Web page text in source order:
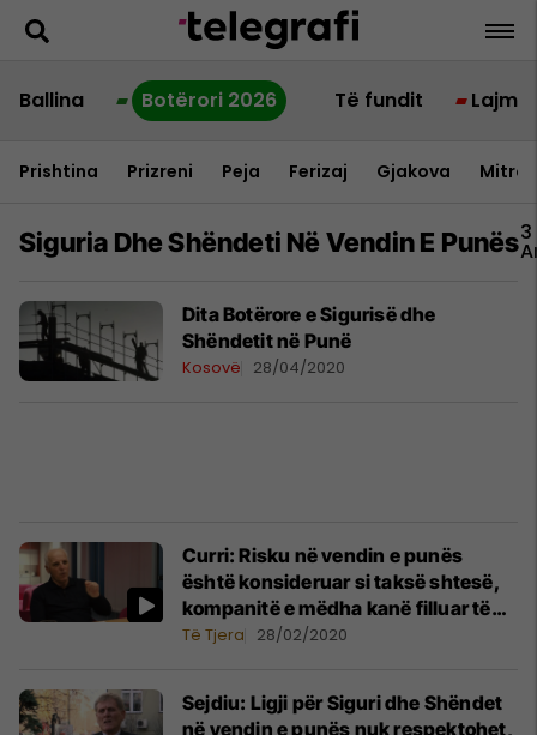
Ballina Botërori 2026 Të fundit Lajme
Prishtina Prizreni Peja Ferizaj Gjakova
Siguria Dhe Shëndeti Në Vendin E Punës3
​Dita Botërore e Sigurisë dhe
Shëndetit në Punë
Kosovë 28/04/2020
Curri: Risku në vendin e punës
është konsideruar si taksë shtesë,
kompanitë e mëdha kanë filluar të
vetëdijesohen në këtë aspekt
Të Tjera 28/02/2020
Sejdiu: Ligji për Siguri dhe Shëndet
në vendin e punës nuk respektohet,